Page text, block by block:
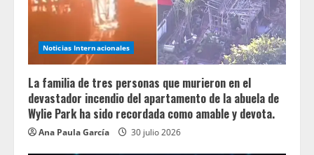
Noticias Internacionales
La familia de tres personas que murieron en el
devastador incendio del apartamento de la abuela de
Wylie Park ha sido recordada como amable y devota.
Ana Paula García 30 julio 2026